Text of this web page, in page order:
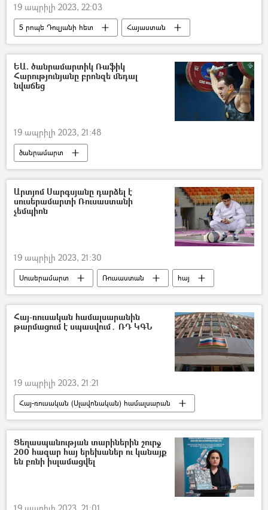
19 ապրիլի 2023, 22:03
5 րոպե Դուլյանի հետ
Հայաստան
Ադրբեջան
Արցախ
Լեռնային Ղարաբաղ
Նիկոլ Փաշինյան
Իլհամ Ալիև
ԵԱ. ծանրամարտիկ Ռաֆիկ
Հարությունյանը բրոնզե մեդալ
նվաճեց
19 ապրիլի 2023, 21:48
ծանրամարտ
Եվրոպայի ծանրամարտի առաջնություն
Արտյոմ Սարգսյանը դարձել է
սուսերամարտի Ռուսաստանի
չեմպիոն
19 ապրիլի 2023, 21:30
Սուսերամարտ Ռուսաստան
հայ
չեմպիոն
Հայ-ռուսական համալսարանին
թարմացում է սպասվում․ ՌԴ ԿԳՆ
19 ապրիլի 2023, 21:21
Հայ-ռուսական (Սլավոնական) համալսարան
Ռուսաստան
Հայաստան
բուհ
Արմեն Դարբինյան
Ցեղասպանության տարիներին շուրջ
200 հազար հայ երեխաներ ու կանայք
են բռնի իսլամացվել